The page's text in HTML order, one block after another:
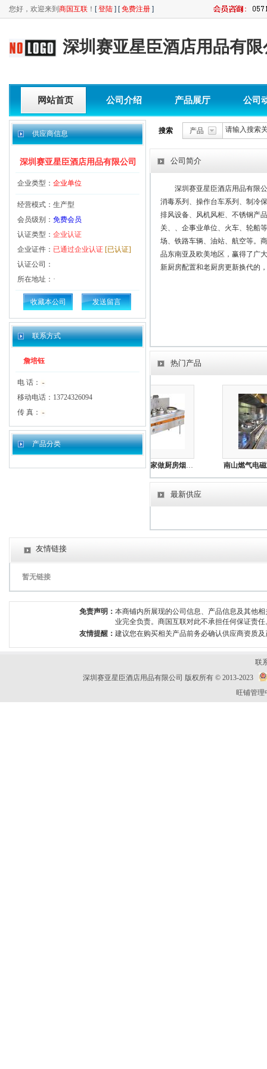
您好，欢迎来到 商国互联 ！ [登陆 ] [免费注册 ]
深圳赛亚星臣酒店用品有限
网站首页 公司介绍 产品展厅 公司
供应商信息
深圳赛亚星臣酒店用品有限公司
企业类型： 企业单位
经营模式：生产型
会员级别： 免费会员
认证类型： 企业认证
企业证件： 已通过企业认证 [已认证]
认证公司：
所在地址：·
收藏本公司 发送留言
联系方式
詹培钰
电 话：
移动电话：13724326094
传 真：
产品分类
搜索 产品
公司简介
深圳赛亚星臣酒店用品有限
消毒系列、操作台车系列、制冷
排风设备、风机风柜、不锈钢产
关、、企事业单位、火车、轮船
场、铁路车辆、油站、航空等。
品东南亚及欧美地区，赢得了广
新厨房配置和老厨房更新换代的
热门产品
龙岗那几家做厨房烟罩顶吸抽排不锈钢烟罩实属精品厂家
最新供应
友情链接
暂无链接
免责声明： 本商铺内所展现的公司信息、产品信息及其他
业完全负责。商国互联对此不承担任何保证责任
友情提醒： 建议您在购买相关产品前务必确认供应商资质
联
深圳赛亚星臣酒店用品有限公司 版权所有 © 2013-2023
旺铺管理